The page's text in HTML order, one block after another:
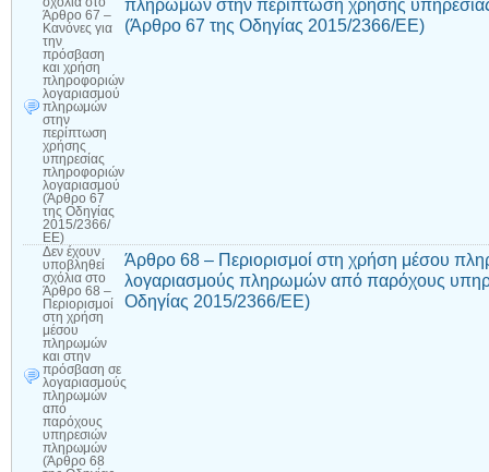
Άρθρο 67 –
Κανόνες για
την
πρόσβαση
και χρήση
πληροφοριών
λογαριασμού
πληρωμών
στην
περίπτωση
χρήσης
υπηρεσίας
πληροφοριών
λογαριασμού
(Άρθρο 67
της Οδηγίας
2015/2366/
ΕΕ)
πληρωμών στην περίπτωση χρήσης
(Άρθρο 67 της Οδηγίας 2015/2366/ΕΕ)
Δεν έχουν
υποβληθεί
σχόλια στο
Άρθρο 68 –
Περιορισμοί
στη χρήση
μέσου
πληρωμών
και στην
πρόσβαση σε
λογαριασμούς
πληρωμών
από
παρόχους
υπηρεσιών
πληρωμών
(Άρθρο 68
Άρθρο 68 – Περιορισμοί στη χρήση μέσου
λογαριασμούς πληρωμών από παρόχους
Οδηγίας 2015/2366/ΕΕ)